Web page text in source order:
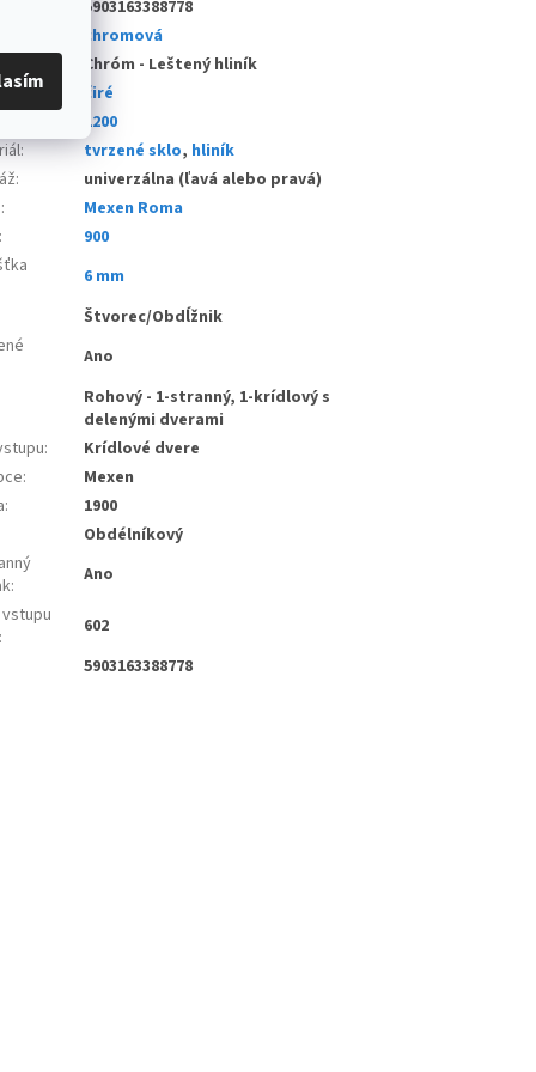
5903163388778
chromová
Chróm - Leštený hliník
skla:
čiré
1200
: tvrzené sklo, hliník
:
univerzálna (ľavá alebo pravá)
:
Mexen Roma
:
900
6 mm
Štvorec/Obdĺžnik
Ano
Rohový - 1-stranný, 1-krídlový s
delenými dverami
:
Krídlové dvere
:
Mexen
:
1900
Obdélníkový
:
Ano
:
602
5903163388778